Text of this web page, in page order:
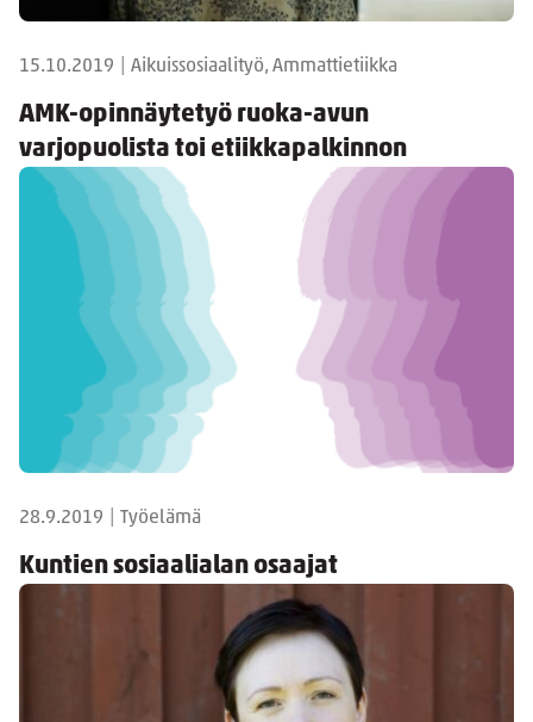
15.10.2019 Aikuissosiaalityö, Ammattietiikka
AMK-opinnäytetyö ruoka-avun
varjopuolista toi etiikkapalkinnon
28.9.2019 Työelämä
Kuntien sosiaalialan osaajat